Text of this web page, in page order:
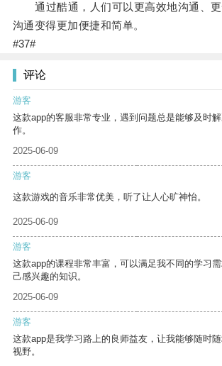
通过酷通，人们可以更高效地沟通、更
沟通变得更加便捷和简单。
#37#
评论
游客
这款app的客服非常专业，遇到问题总是能够及时
作。
2025-06-09
游客
这款游戏的音乐非常优美，听了让人心旷神怡。
2025-06-09
游客
这款app的课程非常丰富，可以满足我不同的学习
己感兴趣的知识。
2025-06-09
游客
这款app是我学习路上的良师益友，让我能够随时
视野。